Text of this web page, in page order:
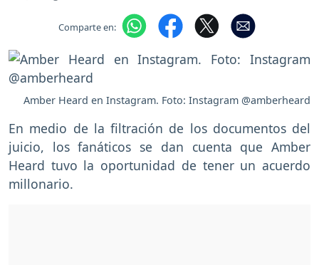
Comparte en:
Amber Heard en Instagram. Foto: Instagram @amberheard
En medio de la filtración de los documentos del
juicio, los fanáticos se dan cuenta que Amber
Heard tuvo la oportunidad de tener un acuerdo
millonario.